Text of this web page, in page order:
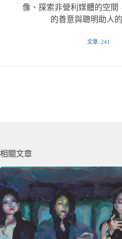
像、探索非營利媒體的空間
的善意與聰明助人
文章: 241
相關文章